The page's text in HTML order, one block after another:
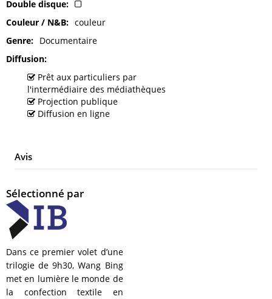
Double disque
Couleur / N&B
couleur
Genre
Documentaire
Diffusion
Prêt aux particuliers par
l'intermédiaire des médiathèques
Projection publique
Diffusion en ligne
Avis
Sélectionné par
Dans ce premier volet d’une
trilogie de 9h30, Wang Bing
met en lumière le monde de
la confection textile en